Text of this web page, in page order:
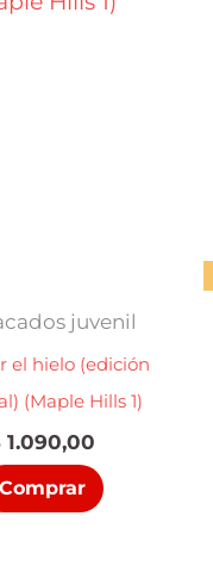
juvenil
el hielo (edición
(Maple Hills 1)
1.090,00
Comprar